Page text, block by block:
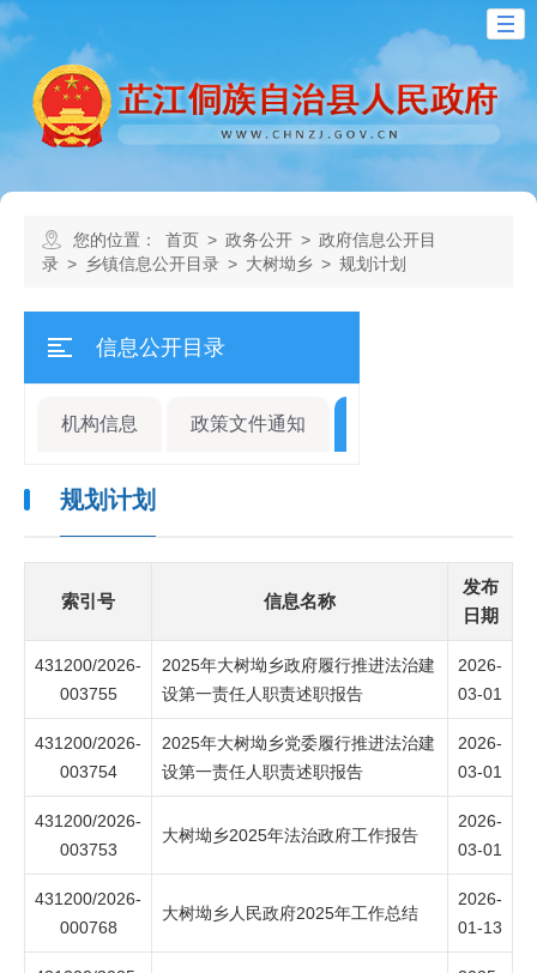
您的位置： 首页 > 政务公开 > 政府信息公开目
录 > 乡镇信息公开目录 > 大树坳乡 > 规划计划
信息公开目录
机构信息 政策文件通知
规划计划
索引号 信息名称
发布
日期
431200/2026-
003755
2025年大树坳乡政府履行推进法治建
设第一责任人职责述职报告
2026-
03-01
431200/2026-
003754
2025年大树坳乡党委履行推进法治建
设第一责任人职责述职报告
2026-
03-01
431200/2026-
003753
大树坳乡2025年法治政府工作报告
2026-
03-01
431200/2026-
000768
大树坳乡人民政府2025年工作总结
2026-
01-13